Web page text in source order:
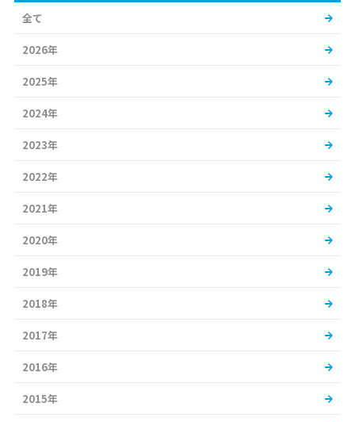
全て
2026年
2025年
2024年
2023年
2022年
2021年
2020年
2019年
2018年
2017年
2016年
2015年